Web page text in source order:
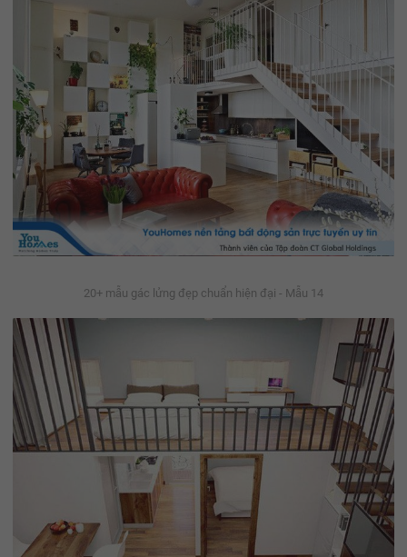
20+ mẫu gác lửng đẹp chuẩn hiện đại - Mẫu 14